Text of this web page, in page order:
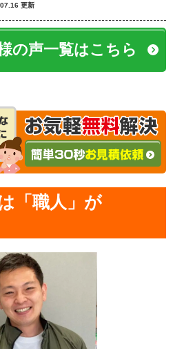
更新
の声一覧はこちら
「職人」が